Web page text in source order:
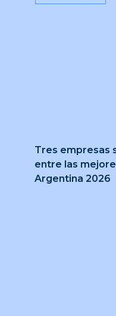
Tres empresas
entre las
Argentina 2026